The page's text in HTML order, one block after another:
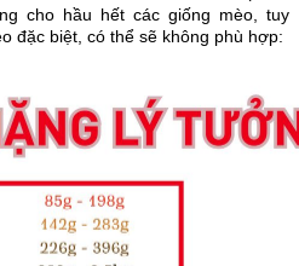
cho hầu hết các giống mèo, tuy
đặc biệt, có thể sẽ không phù hợp: